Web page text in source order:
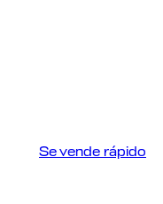
Se vende rápido